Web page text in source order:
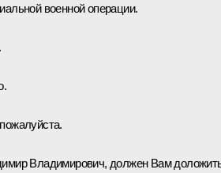
военной операции.
Владимирович, должен Вам